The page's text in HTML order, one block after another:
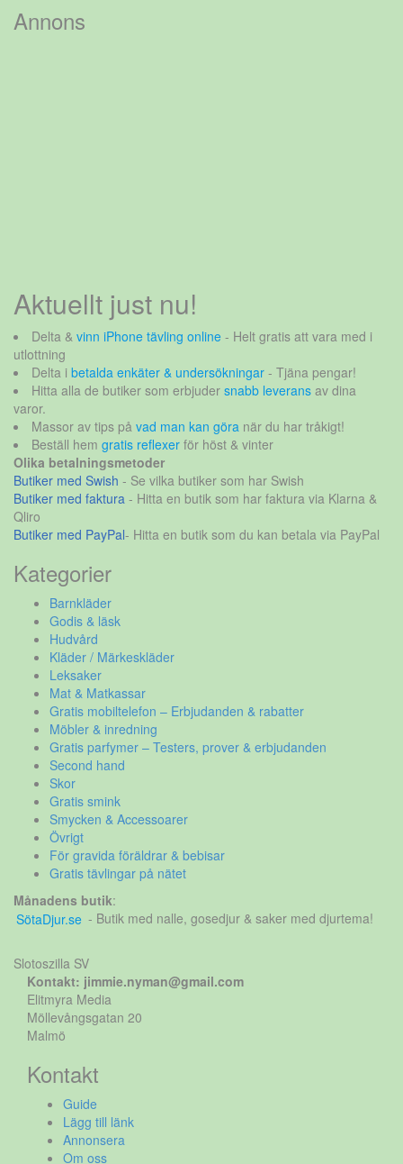
Annons
Aktuellt just nu!
Delta & vinn iPhone tävling online - Helt gratis att vara med i
utlottning
Delta i betalda enkäter & undersökningar - Tjäna pengar!
Hitta alla de butiker som erbjuder snabb leverans av dina
varor.
Massor av tips på vad man kan göra när du har tråkigt!
Beställ hem gratis reflexer för höst & vinter
Olika betalningsmetoder
Butiker med Swish - Se vilka butiker som har Swish
Butiker med faktura - Hitta en butik som har faktura via Klarna &
Qliro
Butiker med PayPal- Hitta en butik som du kan betala via PayPal
Kategorier
Barnkläder
Godis & läsk
Hudvård
Kläder / Märkeskläder
Leksaker
Mat & Matkassar
Gratis mobiltelefon – Erbjudanden & rabatter
Möbler & inredning
Gratis parfymer – Testers, prover & erbjudanden
Second hand
Skor
Gratis smink
Smycken & Accessoarer
Övrigt
För gravida föräldrar & bebisar
Gratis tävlingar på nätet
Månadens butik:
SötaDjur.se - Butik med nalle, gosedjur & saker med djurtema!
Slotoszilla SV
Kontakt: jimmie.nyman@gmail.com
Elitmyra Media
Möllevångsgatan 20
Malmö
Kontakt
Guide
Lägg till länk
Annonsera
Om oss